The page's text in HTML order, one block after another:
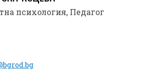
психология, Педагог